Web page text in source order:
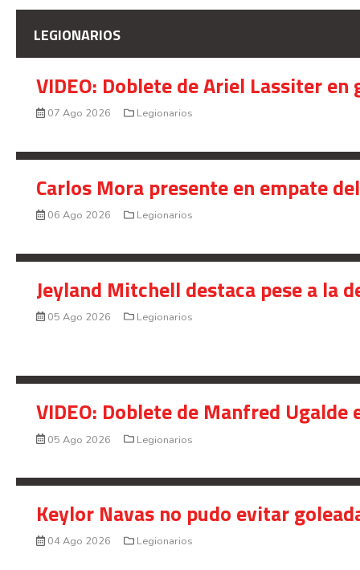
LEGIONARIOS
VIDEO: Doblete de Ariel Lassiter
07 Ago 2026 Legionarios
Carlos Mora presente en empate
06 Ago 2026 Legionarios
Jeyland Mitchell destaca pese a la
05 Ago 2026 Legionarios
VIDEO: Doblete de Manfred
05 Ago 2026 Legionarios
Keylor Navas no pudo evitar
04 Ago 2026 Legionarios